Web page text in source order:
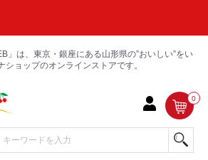
」は、東京・銀座にある山形県の”おいしい”をい
ショップのオンラインストアです。
0